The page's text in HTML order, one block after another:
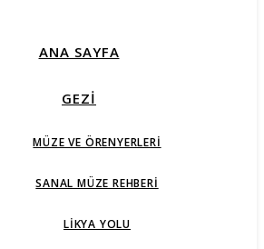
ANA SAYFA
GEZİ
MÜZE VE ÖRENYERLERI
SANAL MÜZE REHBERI
LIKYA YOLU